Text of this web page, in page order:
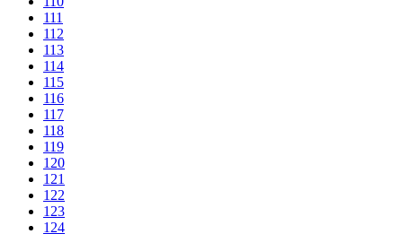
111
112
113
114
115
116
117
118
119
120
121
122
123
124